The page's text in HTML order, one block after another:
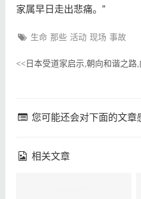
家属早日走出悲痛。”
生命 那些 活动 现场 事故
<<日本受道家启示,朝向和谐之路
您可能还会对下面的文章
相关文章